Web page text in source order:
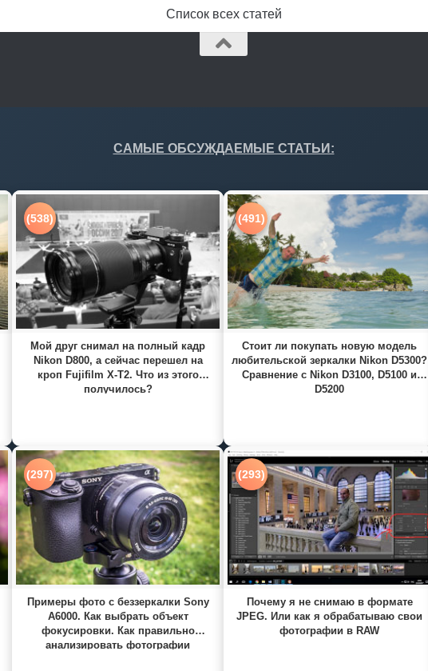
Список всех статей
САМЫЕ ОБСУЖДАЕМЫЕ СТАТЬИ:
(538)
Мой друг снимал на полный кадр
Nikon D800, а сейчас перешел на
кроп Fujifilm X-T2. Что из этого
получилось?
(491)
Стоит ли покупать новую модель
любительской зеркалки Nikon D5300?
Сравнение с Nikon D3100, D5100 и
D5200
(297)
Примеры фото с беззеркалки Sony
A6000. Как выбрать объект
фокусировки. Как правильно
анализировать фотографии
(293)
Почему я не снимаю в формате
JPEG. Или как я обрабатываю свои
фотографии в RAW